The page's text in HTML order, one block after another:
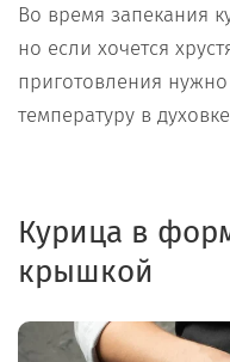
Во время запекания
но если хочется
приготовления
температуру в
Курица в
крышкой